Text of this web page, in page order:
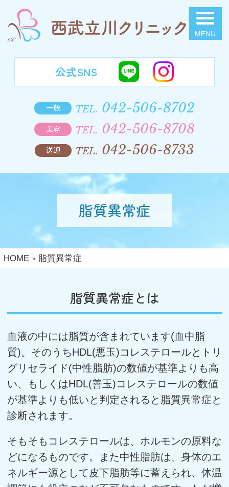
西武立川クリニック
公式SNS
一般 TEL. 042-506-8702
美容 TEL. 042-506-8708
送迎 TEL. 042-506-8733
脂質異常症
HOME 脂質異常症
脂質異常症とは
血液の中には脂質が含まれています(血中脂
質)。そのうちHDL(悪玉)コレステロールとトリ
グリセライド(中性脂肪)の数値が基準よりも高
い、もしくはHDL(善玉)コレステロールの数値
が基準よりも低いと判定されると脂質異常症と
診断されます。
そもそもコレステロールは、ホルモンの原料な
どになるものです。また中性脂肪は、身体のエ
ネルギー源として皮下脂肪等に蓄えられ、体温